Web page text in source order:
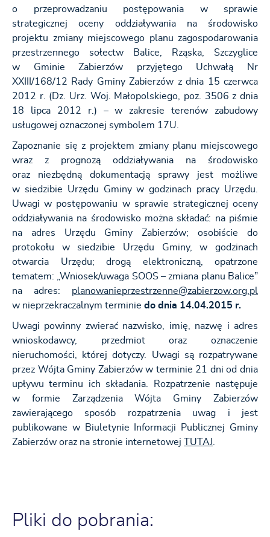
o przeprowadzaniu postępowania w sprawie
strategicznej oceny oddziaływania na środowisko
projektu zmiany miejscowego planu zagospodarowania
przestrzennego sołectw Balice, Rząska, Szczyglice
w Gminie Zabierzów przyjętego Uchwałą Nr
XXIII/168/12 Rady Gminy Zabierzów z dnia 15 czerwca
2012 r. (Dz. Urz. Woj. Małopolskiego, poz. 3506 z dnia
18 lipca 2012 r.) – w zakresie terenów zabudowy
usługowej oznaczonej symbolem 17U.
Zapoznanie się z projektem zmiany planu miejscowego
wraz z prognozą oddziaływania na środowisko
oraz niezbędną dokumentacją sprawy jest możliwe
w siedzibie Urzędu Gminy w godzinach pracy Urzędu.
Uwagi w postępowaniu w sprawie strategicznej oceny
oddziaływania na środowisko można składać: na piśmie
na adres Urzędu Gminy Zabierzów; osobiście do
protokołu w siedzibie Urzędu Gminy, w godzinach
otwarcia Urzędu; drogą elektroniczną, opatrzone
tematem: „Wniosek/uwaga SOOS – zmiana planu Balice”
na adres: planowanieprzestrzenne@zabierzow.org.pl
w nieprzekraczalnym terminie do dnia 14.04.2015 r.
Uwagi powinny zwierać nazwisko, imię, nazwę i adres
wnioskodawcy, przedmiot oraz oznaczenie
nieruchomości, której dotyczy. Uwagi są rozpatrywane
przez Wójta Gminy Zabierzów w terminie 21 dni od dnia
upływu terminu ich składania. Rozpatrzenie następuje
w formie Zarządzenia Wójta Gminy Zabierzów
zawierającego sposób rozpatrzenia uwag i jest
publikowane w Biuletynie Informacji Publicznej Gminy
Zabierzów oraz na stronie internetowej
TUTAJ
Pliki do pobrania: